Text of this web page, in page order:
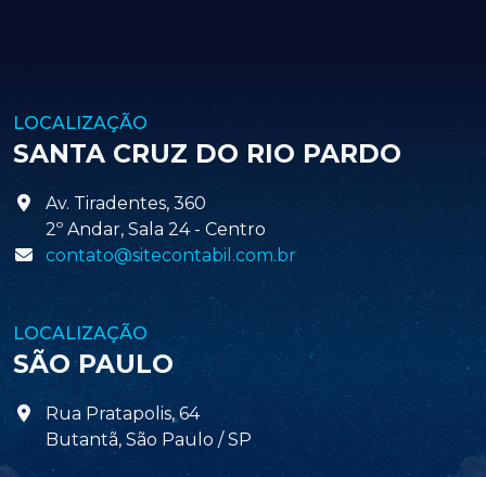
LOCALIZAÇÃO
SANTA CRUZ DO RIO PARDO
Av. Tiradentes, 360
2º Andar, Sala 24 - Centro
contato@sitecontabil.com.br
LOCALIZAÇÃO
SÃO PAULO
Rua Pratapolis, 64
Butantã, São Paulo / SP